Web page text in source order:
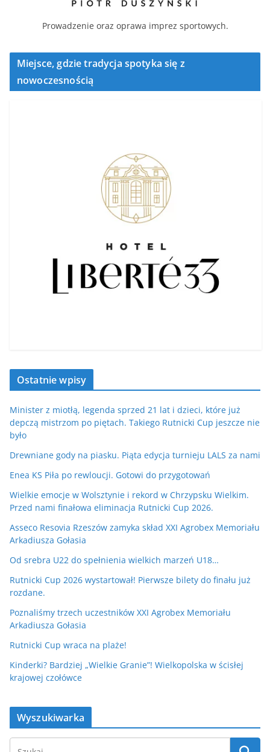
Prowadzenie oraz oprawa imprez sportowych.
Miejsce, gdzie tradycja spotyka się z
nowoczesnością
Ostatnie wpisy
Minister z miotłą, legenda sprzed 21 lat i dzieci, które już
depczą mistrzom po piętach. Takiego Rutnicki Cup jeszcze nie
było
Drewniane gody na piasku. Piąta edycja turnieju LALS za nami
Enea KS Piła po rewloucji. Gotowi do przygotowań
Wielkie emocje w Wolsztynie i rekord w Chrzypsku Wielkim.
Przed nami finałowa eliminacja Rutnicki Cup 2026.
Asseco Resovia Rzeszów zamyka skład XXI Agrobex Memoriału
Arkadiusza Gołasia
Od srebra U22 do spełnienia wielkich marzeń U18…
Rutnicki Cup 2026 wystartował! Pierwsze bilety do finału już
rozdane.
Poznaliśmy trzech uczestników XXI Agrobex Memoriału
Arkadiusza Gołasia
Rutnicki Cup wraca na plaże!
Kinderki? Bardziej „Wielkie Granie”! Wielkopolska w ścisłej
krajowej czołówce
Wyszukiwarka